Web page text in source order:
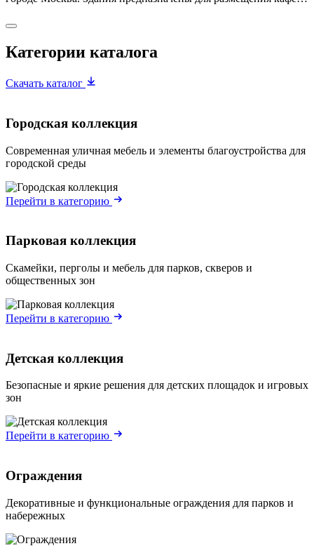
Категории каталога
Скачать каталог
Городская коллекция
Современная уличная мебель и элементы благоустройства для
городской среды
Перейти в категорию
Парковая коллекция
Скамейки, перголы и мебель для парков, скверов и
общественных зон
Перейти в категорию
Детская коллекция
Безопасные и яркие решения для детских площадок и игровых
зон
Перейти в категорию
Ограждения
Декоративные и функциональные ограждения для парков и
набережных